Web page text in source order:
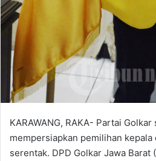
KARAWANG, RAKA- Partai
mempersiapkan pemilihan kepala
serentak. DPD Golkar Jawa Barat